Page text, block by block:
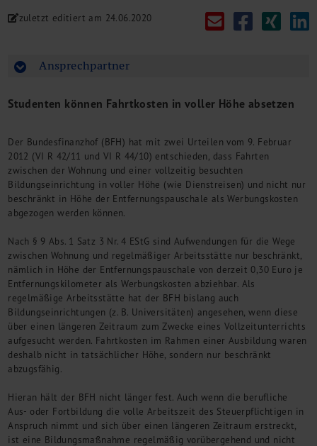
Rechtsberatung
Restrukturierung
Management Consulting
China Consulting
Unternehmensgründung
Finanz- und Lohnbuchhaltung
Wirtschaftsprüfung
Steuerberatung
M&A Deutschland/China
Unternehmensfinanzierung
Industrielle Dienstleistungen
Inbound Investments
Coaching
Team
Events
Kontakt
zuletzt editiert am 24.06.2020
Ansprechpartner
Studenten können Fahrtkosten in voller Höhe absetzen
Der Bundesfinanzhof (BFH) hat mit zwei Urteilen vom 9. Februar
2012 (VI R 42/11 und VI R 44/10) entschieden, dass Fahrten
zwischen der Wohnung und einer vollzeitig besuchten
Bildungseinrichtung in voller Höhe (wie Dienstreisen) und nicht nur
beschränkt in Höhe der Entfernungspauschale als Werbungskosten
abgezogen werden können.
Nach § 9 Abs. 1 Satz 3 Nr. 4 EStG sind Aufwendungen für die Wege
zwischen Wohnung und regelmäßiger Arbeitsstätte nur beschränkt,
nämlich in Höhe der Entfernungspauschale von derzeit 0,30 Euro je
Entfernungskilometer als Werbungskosten abziehbar. Als
regelmäßige Arbeitsstätte hat der BFH bislang auch
Bildungseinrichtungen (z. B. Universitäten) angesehen, wenn diese
über einen längeren Zeitraum zum Zwecke eines Vollzeitunterrichts
aufgesucht werden. Fahrtkosten im Rahmen einer Ausbildung waren
deshalb nicht in tatsächlicher Höhe, sondern nur beschränkt
abzugsfähig.
Hieran hält der BFH nicht länger fest. Auch wenn die berufliche
Aus- oder Fortbildung die volle Arbeitszeit des Steuerpflichtigen in
Anspruch nimmt und sich über einen längeren Zeitraum erstreckt,
ist eine Bildungsmaßnahme regelmäßig vorübergehend und nicht